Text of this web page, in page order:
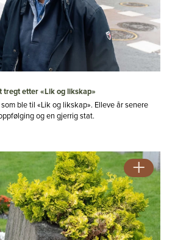
tregt etter «Lik og likskap»
ble til «Lik og likskap». Elleve år senere
og en gjerrig stat.